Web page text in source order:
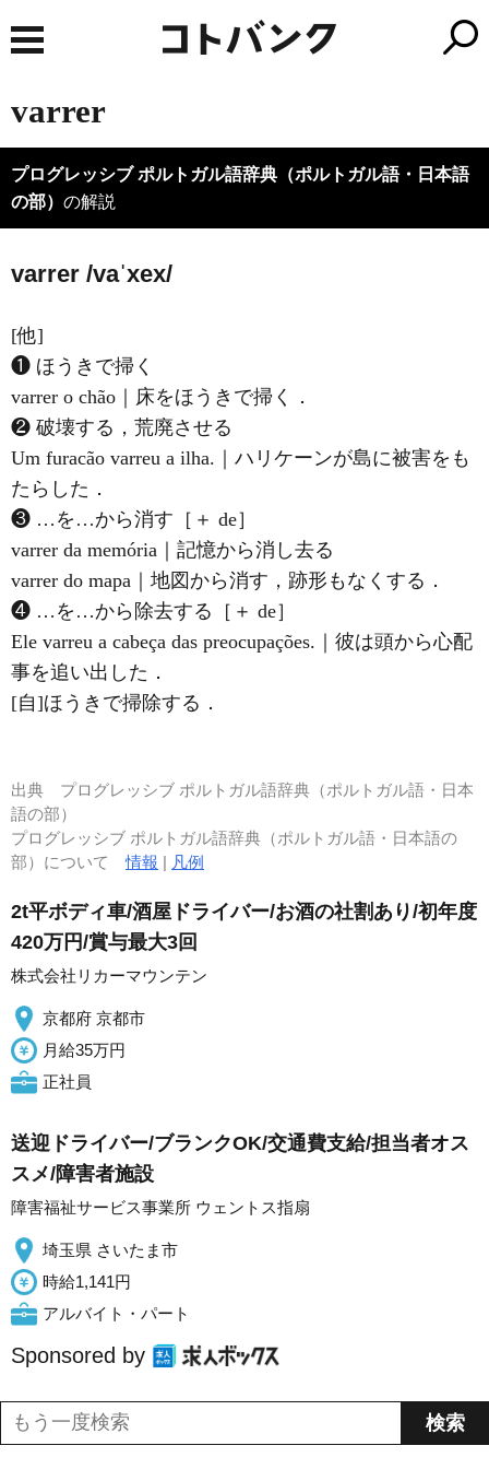
varrer
プログレッシブ ポルトガル語辞典（ポルトガル語・日本語
の部） の解説
varrer /vaˈxex/
[他]
❶ ほうきで掃く
varrer o chão｜床をほうきで掃く．
❷ 破壊する，荒廃させる
Um furacão varreu a ilha.｜ハリケーンが島に被害をも
たらした．
❸ …を…から消す［＋ de］
varrer da memória｜記憶から消し去る
varrer do mapa｜地図から消す，跡形もなくする．
❹ …を…から除去する［＋ de］
Ele varreu a cabeça das preocupações.｜彼は頭から心配
事を追い出した．
[自]ほうきで掃除する．
出典 プログレッシブ ポルトガル語辞典（ポルトガル語・日本
語の部）
プログレッシブ ポルトガル語辞典（ポルトガル語・日本語の
部）について情報 | 凡例
2t平ボディ車/酒屋ドライバー/お酒の社割あり/初年度
420万円/賞与最大3回
株式会社リカーマウンテン
京都府 京都市
月給35万円
正社員
送迎ドライバー/ブランクOK/交通費支給/担当者オス
スメ/障害者施設
障害福祉サービス事業所 ウェントス指扇
埼玉県 さいたま市
時給1,141円
アルバイト・パート
Sponsored by